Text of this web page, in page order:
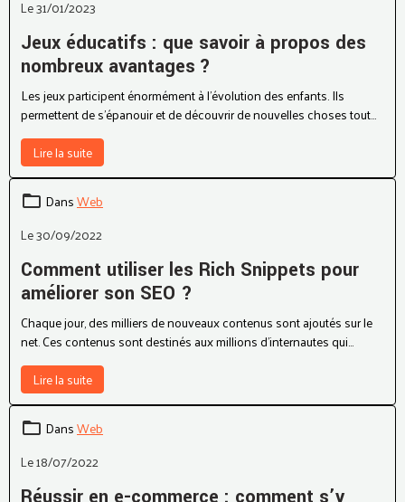
Jeux éducatifs : que savoir à propos des
nombreux avantages ?
Les jeux participent énormément à l’évolution des enfants. Ils
permettent de s’épanouir et de découvrir de nouvelles choses tout
en s’amusant. Pour développer l’apprentissage de votre enfant, vous
pouvez recourir aux jeux éducatifs. Ces jeux, en plus de stimuler votre
enfant, offrent plusieurs autres avantages. Dans la suite de cet article,
découvrez donc ces avantages.
Lire la suite
Comment utiliser les Rich Snippets pour
améliorer son SEO ?
Chaque jour, des milliers de nouveaux contenus sont ajoutés sur le
net. Ces contenus sont destinés aux millions d’internautes qui
surfent sur les innombrables sites présents sur le web. Afin
d’accroître la visibilité de leurs contenus, les spécialistes ont recours
à certains outils SEO spéciaux, dont les Rich Snippets. Qu’est-ce
qu’un Rich Snippet ? Comment les utiliser pour améliorer son SEO ?
Plus de détails dans cet article.
Lire la suite